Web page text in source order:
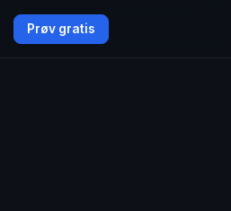
Prøv gratis